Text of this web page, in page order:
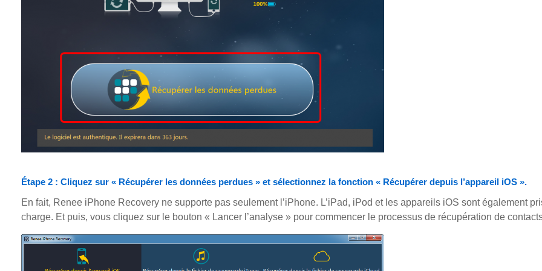
Étape 2 : Cliquez sur « Récupérer les données perdues » et sélectionnez la fonction « Récupérer depuis l’appareil iOS ».
En fait, Renee iPhone Recovery ne supporte pas seulement l’iPhone. L’iPad, iPod et les appareils iOS sont également
charge. Et puis, vous cliquez sur le bouton « Lancer l’analyse » pour commencer le processus de récupération de